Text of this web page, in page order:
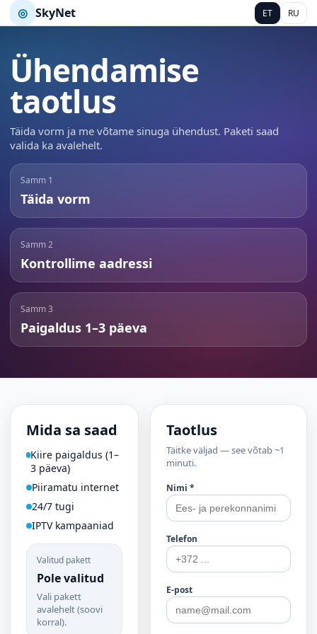
◎ SkyNet ET RU
Ühendamise
taotlus
Täida vorm ja me võtame sinuga ühendust. Paketi saad
valida ka avalehelt.
Samm 1
Täida vorm
Samm 2
Kontrollime aadressi
Samm 3
Paigaldus 1–3 päeva
Mida sa saad
Kiire paigaldus (1–
3 päeva)
Piiramatu internet
24/7 tugi
IPTV kampaaniad
Valitud pakett
Pole valitud
Vali pakett
avalehelt (soovi
korral).
Taotlus
Täitke väljad — see võtab ~1
minuti.
Nimi *
Telefon
E-post